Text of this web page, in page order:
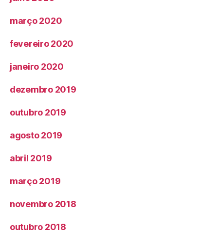
março 2020
fevereiro 2020
janeiro 2020
dezembro 2019
outubro 2019
agosto 2019
abril 2019
março 2019
novembro 2018
outubro 2018